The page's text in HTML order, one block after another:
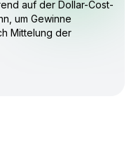
auf der Dollar-Cost-
um Gewinne
Mittelung der